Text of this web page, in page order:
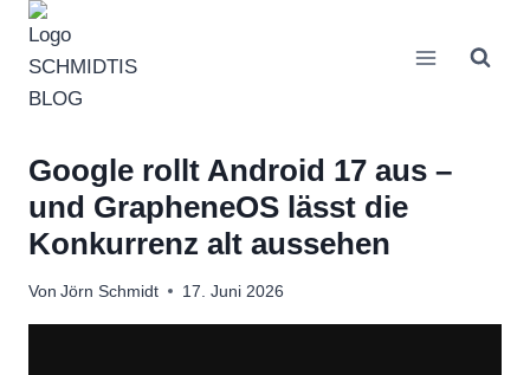
Zum
Inhalt
springen
Google rollt Android 17 aus –
und GrapheneOS lässt die
Konkurrenz alt aussehen
Von Jörn Schmidt 17. Juni 2026